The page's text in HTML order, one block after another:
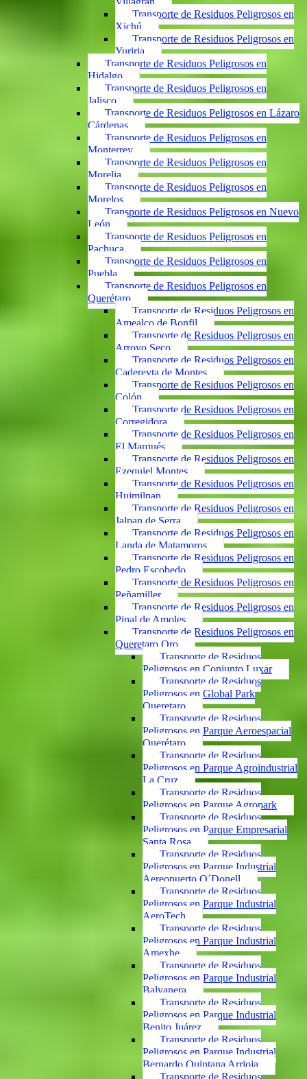
Transporte de Residuos Peligrosos en
Xichú
Transporte de Residuos Peligrosos en
Yuriria
Transporte de Residuos Peligrosos en
Hidalgo
Transporte de Residuos Peligrosos en
Jalisco
Transporte de Residuos Peligrosos en Lázaro
Cárdenas
Transporte de Residuos Peligrosos en
Monterrey
Transporte de Residuos Peligrosos en
Morelia
Transporte de Residuos Peligrosos en
Morelos
Transporte de Residuos Peligrosos en Nuevo
León
Transporte de Residuos Peligrosos en
Pachuca
Transporte de Residuos Peligrosos en
Puebla
Transporte de Residuos Peligrosos en
Querétaro
Transporte de Residuos Peligrosos en
Amealco de Bonfil
Transporte de Residuos Peligrosos en
Arroyo Seco
Transporte de Residuos Peligrosos en
Cadereyta de Montes
Transporte de Residuos Peligrosos en
Colón
Transporte de Residuos Peligrosos en
Corregidora
Transporte de Residuos Peligrosos en
El Marqués
Transporte de Residuos Peligrosos en
Ezequiel Montes
Transporte de Residuos Peligrosos en
Huimilpan
Transporte de Residuos Peligrosos en
Jalpan de Serra
Transporte de Residuos Peligrosos en
Landa de Matamoros
Transporte de Residuos Peligrosos en
Pedro Escobedo
Transporte de Residuos Peligrosos en
Peñamiller
Transporte de Residuos Peligrosos en
Pinal de Amoles
Transporte de Residuos Peligrosos en
Queretaro Qro
Transporte de Residuos
Peligrosos en Conjunto Luxar
Transporte de Residuos
Peligrosos en Global Park
Queretaro
Transporte de Residuos
Peligrosos en Parque Aeroespacial
Querétaro
Transporte de Residuos
Peligrosos en Parque Agroindustrial
La Cruz
Transporte de Residuos
Peligrosos en Parque Agropark
Transporte de Residuos
Peligrosos en Parque Empresarial
Santa Rosa
Transporte de Residuos
Peligrosos en Parque Industrial
Aereopuerto O´Donell
Transporte de Residuos
Peligrosos en Parque Industrial
AeroTech
Transporte de Residuos
Peligrosos en Parque Industrial
Amexhe
Transporte de Residuos
Peligrosos en Parque Industrial
Balvanera
Transporte de Residuos
Peligrosos en Parque Industrial
Benito Juárez
Transporte de Residuos
Peligrosos en Parque Industrial
Bernardo Quintana Arrioja
Transporte de Residuos